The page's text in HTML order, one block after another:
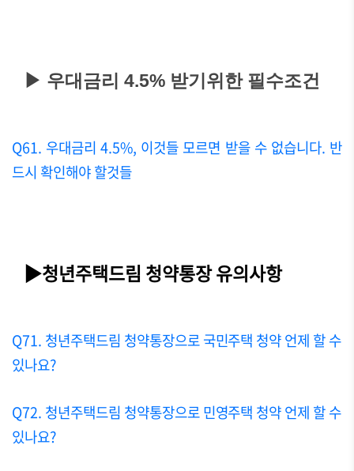
▶ 우대금리 4.5% 받기위한 필수조건
Q61. 우대금리 4.5%, 이것들 모르면 받을 수 없습니다. 반
드시 확인해야 할것들
▶청년주택드림 청약통장 유의사항
Q71. 청년주택드림 청약통장으로 국민주택 청약 언제 할 수
있나요?
Q72. 청년주택드림 청약통장으로 민영주택 청약 언제 할 수
있나요?